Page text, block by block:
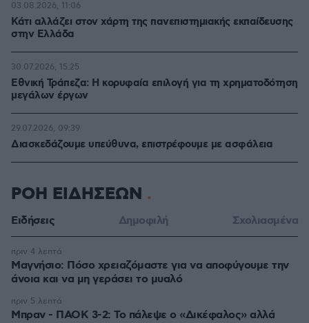
Κάτι αλλάζει στον χάρτη της πανεπιστημιακής εκπαίδευσης
στην Ελλάδα
03.08.2026, 11:06
Εθνική Τράπεζα: Η κορυφαία επιλογή για τη χρηματοδότηση
μεγάλων έργων
30.07.2026, 15:25
Διασκεδάζουμε υπεύθυνα, επιστρέφουμε με ασφάλεια
29.07.2026, 09:39
ΡΟΗ ΕΙΔΗΣΕΩΝ
Ειδήσεις Δημοφιλή Σχολιασμένα
Μαγνήσιο: Πόσο χρειαζόμαστε για να αποφύγουμε την
άνοια και να μη γεράσει το μυαλό
πριν 4 λεπτά
Μπραν - ΠΑΟΚ 3-2: Το πάλεψε ο «Δικέφαλος» αλλά
πριν 5 λεπτά